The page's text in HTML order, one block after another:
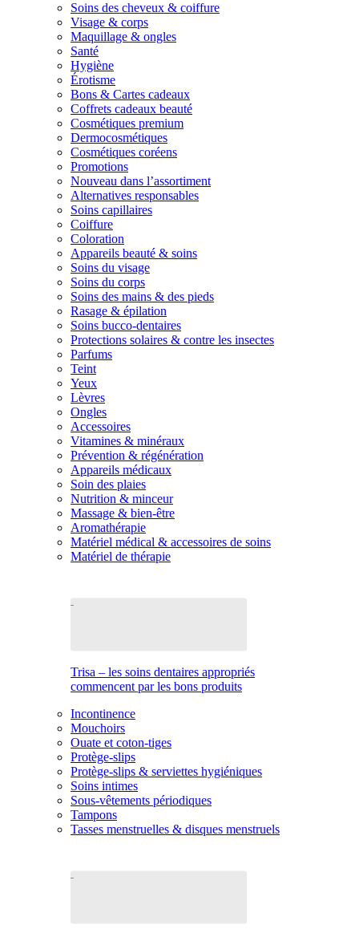
Soins des cheveux & coiffure
Visage & corps
Maquillage & ongles
Santé
Hygiène
Érotisme
Bons & Cartes cadeaux
Coffrets cadeaux beauté
Cosmétiques premium
Dermocosmétiques
Cosmétiques coréens
Promotions
Nouveau dans l’assortiment
Alternatives responsables
Soins capillaires
Coiffure
Coloration
Appareils beauté & soins
Soins du visage
Soins du corps
Soins des mains & des pieds
Rasage & épilation
Soins bucco-dentaires
Protections solaires & contre les insectes
Parfums
Teint
Yeux
Lèvres
Ongles
Accessoires
Vitamines & minéraux
Prévention & régénération
Appareils médicaux
Soin des plaies
Nutrition & minceur
Massage & bien-être
Aromathérapie
Matériel médical & accessoires de soins
Matériel de thérapie
Trisa – les soins dentaires appropriés
commencent par les bons produits
Incontinence
Mouchoirs
Ouate et coton-tiges
Protège-slips
Protège-slips & serviettes hygiéniques
Soins intimes
Sous-vêtements périodiques
Tampons
Tasses menstruelles & disques menstruels